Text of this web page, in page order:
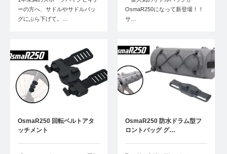
ーの方へ、サドルやサドルバッ
グにぶら下げて。…
OsmaR250になって新登場！！
サ…
OsmaR250 回転ベルトアタ
ッチメント
OsmaR250 防水ドラム型フ
ロントバッグ グ…